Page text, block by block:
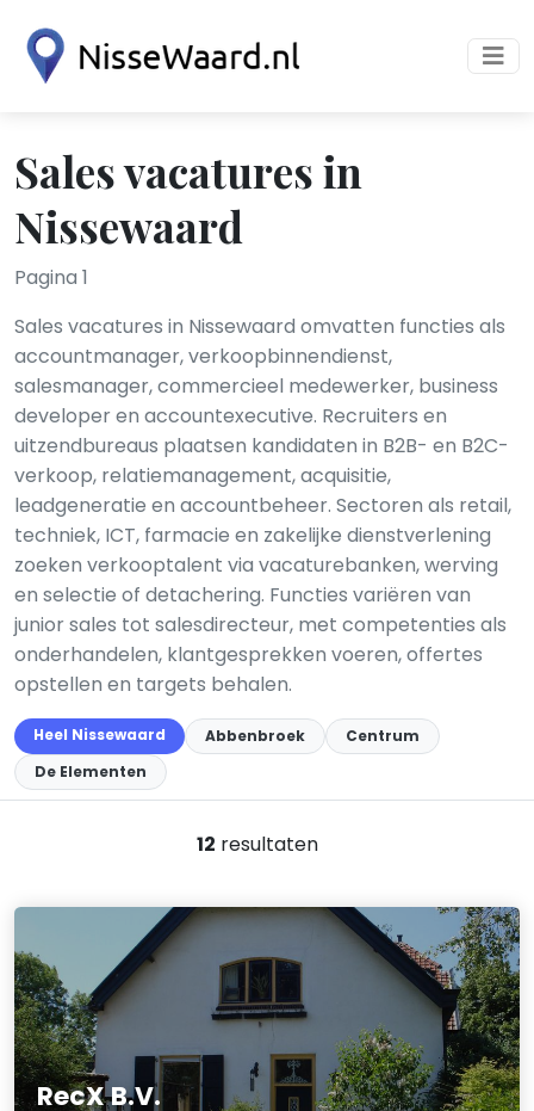
Sales vacatures in
Nissewaard
Pagina 1
Sales vacatures in Nissewaard omvatten functies als
accountmanager, verkoopbinnendienst,
salesmanager, commercieel medewerker, business
developer en accountexecutive. Recruiters en
uitzendbureaus plaatsen kandidaten in B2B- en B2C-
verkoop, relatiemanagement, acquisitie,
leadgeneratie en accountbeheer. Sectoren als retail,
techniek, ICT, farmacie en zakelijke dienstverlening
zoeken verkooptalent via vacaturebanken, werving
en selectie of detachering. Functies variëren van
junior sales tot salesdirecteur, met competenties als
onderhandelen, klantgesprekken voeren, offertes
opstellen en targets behalen.
Heel Nissewaard Abbenbroek
Centrum
De Elementen
12 resultaten
RecX B.V.